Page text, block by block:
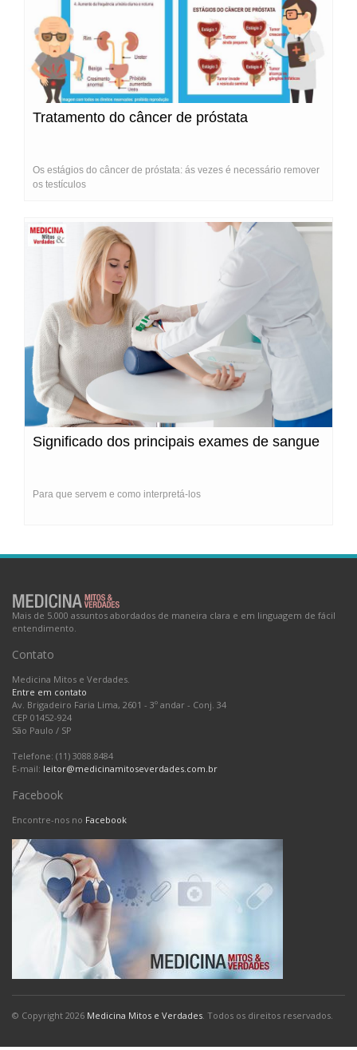
Tratamento do câncer de próstata
Os estágios do câncer de próstata: ás vezes é necessário remover
os testículos
Significado dos principais exames de sangue
Para que servem e como interpretá-los
Mais de 5.000 assuntos abordados de maneira clara e em linguagem de fácil
entendimento.
Contato
Medicina Mitos e Verdades.
Entre em contato
Av. Brigadeiro Faria Lima, 2601 - 3º andar - Conj. 34
CEP 01452-924
São Paulo / SP
Telefone: (11) 3088.8484
E-mail: leitor@medicinamitoseverdades.com.br
Facebook
Encontre-nos no Facebook
© Copyright 2026 Medicina Mitos e Verdades. Todos os direitos reservados.